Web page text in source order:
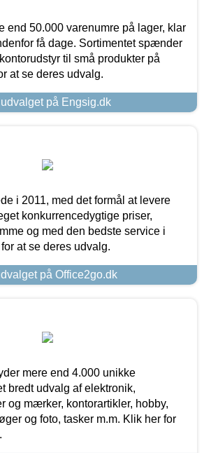
end 50.000 varenumre på lager, klar
få dage. Sortimentet spænder
til små produkter på
at se deres udvalg.
på Engsig.dk
i 2011, med det formål at levere
konkurrencedygtige priser,
og med den bedste service i
at se deres udvalg.
på Office2go.dk
mere end 4.000 unikke
bredt udvalg af elektronik,
og mærker, kontorartikler, hobby,
og foto, tasker m.m. Klik her for